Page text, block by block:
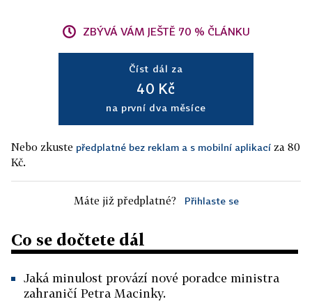
ZBÝVÁ VÁM JEŠTĚ 70 % ČLÁNKU
Číst dál za
40 Kč
na první dva měsíce
Nebo zkuste předplatné bez reklam a s mobilní aplikací za 80
Kč.
Máte již předplatné? Přihlaste se
Co se dočtete dál
Jaká minulost provází nové poradce ministra
zahraničí Petra Macinky.